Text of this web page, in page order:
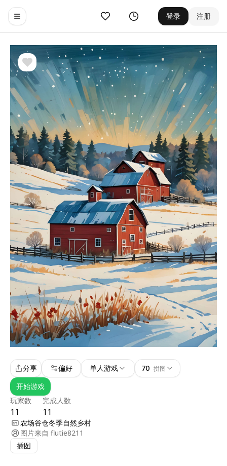
Toggle navigation menu
收藏 历史 登录 注册
玩家数
11
完成人数
11
分享 偏好 单人游戏 70 拼图
开始游戏
农场谷仓冬季自然乡村
图片来自 flutie8211
插图